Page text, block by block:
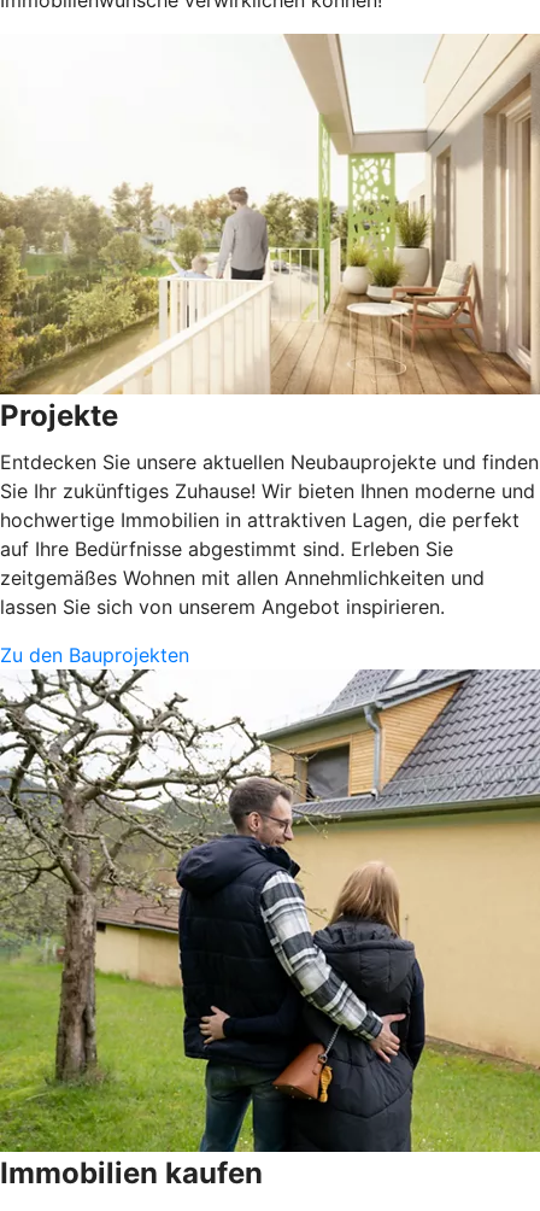
Projekte
Entdecken Sie unsere aktuellen Neubauprojekte und finden
Sie Ihr zukünftiges Zuhause! Wir bieten Ihnen moderne und
hochwertige Immobilien in attraktiven Lagen, die perfekt
auf Ihre Bedürfnisse abgestimmt sind. Erleben Sie
zeitgemäßes Wohnen mit allen Annehmlichkeiten und
lassen Sie sich von unserem Angebot inspirieren.
Zu den Bauprojekten
Immobilien kaufen